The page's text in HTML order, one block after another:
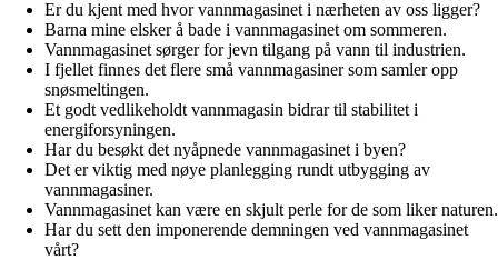
Er du kjent med hvor vannmagasinet i nærheten av oss ligger?
Barna mine elsker å bade i vannmagasinet om sommeren.
Vannmagasinet sørger for jevn tilgang på vann til industrien.
I fjellet finnes det flere små vannmagasiner som samler opp
snøsmeltingen.
Et godt vedlikeholdt vannmagasin bidrar til stabilitet i
energiforsyningen.
Har du besøkt det nyåpnede vannmagasinet i byen?
Det er viktig med nøye planlegging rundt utbygging av
vannmagasiner.
Vannmagasinet kan være en skjult perle for de som liker naturen.
Har du sett den imponerende demningen ved vannmagasinet
vårt?